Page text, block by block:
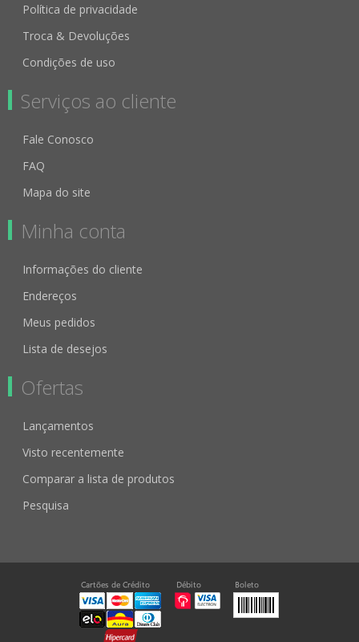
Política de privacidade
Troca & Devoluções
Condições de uso
Serviços ao cliente
Fale Conosco
FAQ
Mapa do site
Minha conta
Informações do cliente
Endereços
Meus pedidos
Lista de desejos
Ofertas
Lançamentos
Visto recentemente
Comparar a lista de produtos
Pesquisa